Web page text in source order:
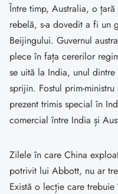
Între timp, Australia, o
rebelă, s-a dovedit a fi un
Beijingului. Guvernul
plece în fața cererilor
se uită la India, unul
sprijin. Fostul prim-
prezent trimis special în
comercial între India și
Zilele în care China
potrivit lui Abbott, nu ar
Există o lecție care